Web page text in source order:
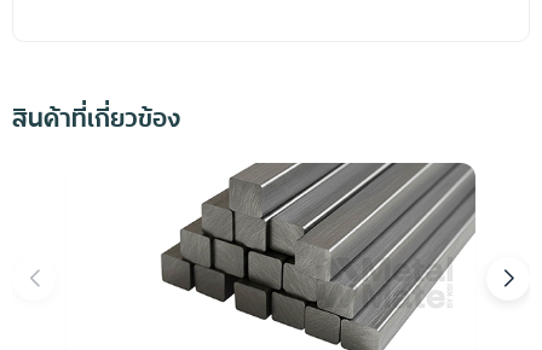
สินค้าที่เกี่ยวข้อง